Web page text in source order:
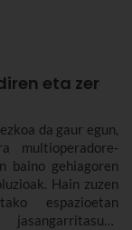
eta zer
da gaur egun,
multioperadore-
baino gehiagoren
Hain zuzen
espazioetan